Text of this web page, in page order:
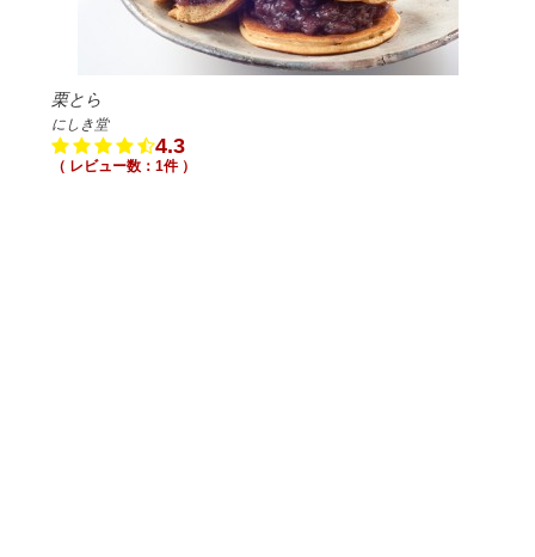
栗とら
にしき堂
4.3
（ レビュー数：1件 ）